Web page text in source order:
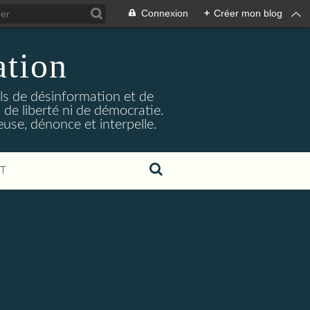
Connexion + Créer mon blog
de désinformation et de
liberté ni de démocratie.
dénonce et interpelle.